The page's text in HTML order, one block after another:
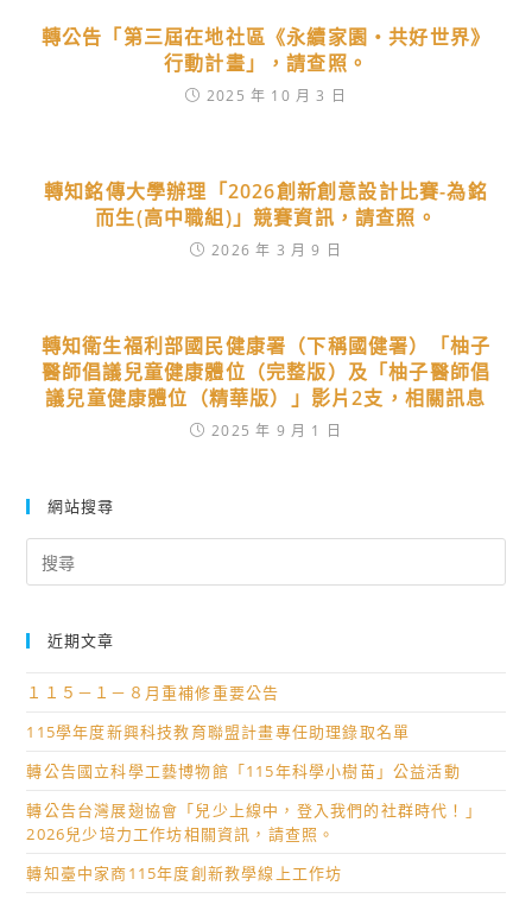
轉公告「第三屆在地社區《永續家園・共好世界》
行動計畫」，請查照。
2025 年 10 月 3 日
轉知銘傳大學辦理「2026創新創意設計比賽-為銘
而生(高中職組)」競賽資訊，請查照。
2026 年 3 月 9 日
轉知衛生福利部國民健康署（下稱國健署）「柚子
醫師倡議兒童健康體位（完整版）及「柚子醫師倡
議兒童健康體位（精華版）」影片2支，相關訊息
2025 年 9 月 1 日
網站搜尋
for:
近期文章
１１５－１－８月重補修重要公告
115學年度新興科技教育聯盟計畫專任助理錄取名單
轉公告國立科學工藝博物館「115年科學小樹苗」公益活動
轉公告台灣展翅協會「兒少上線中，登入我們的社群時代！」
2026兒少培力工作坊相關資訊，請查照。
轉知臺中家商115年度創新教學線上工作坊